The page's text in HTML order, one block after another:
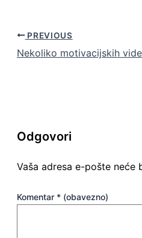
PREVIOUS
Nekoliko motivacijskih
Odgovori
Vaša adresa e-pošte neće
Komentar * (obavezno)